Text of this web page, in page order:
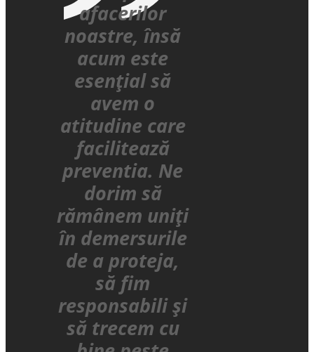
afacerilor
noastre, însă
acum este
esențial să
avem o
atitudine care
facilitează
preventia. Ne
dorim să
rămânem uniți
în demersurile
de a proteja,
să fim
responsabili și
să trecem cu